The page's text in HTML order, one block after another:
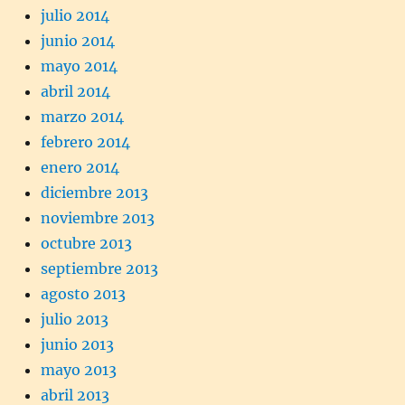
julio 2014
junio 2014
mayo 2014
abril 2014
marzo 2014
febrero 2014
enero 2014
diciembre 2013
noviembre 2013
octubre 2013
septiembre 2013
agosto 2013
julio 2013
junio 2013
mayo 2013
abril 2013